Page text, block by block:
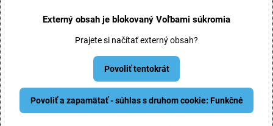
Externý obsah je blokovaný Voľbami súkromia
Prajete si načítať externý obsah?
Povoliť tentokrát
Povoliť a zapamätať - súhlas s druhom cookie: Funkčné